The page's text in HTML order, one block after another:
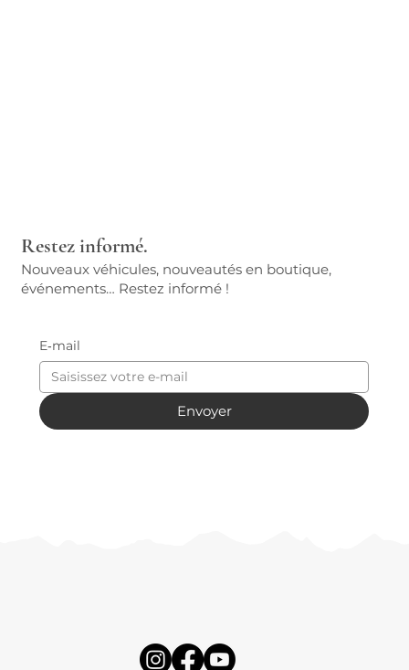
Restez informé.
Nouveaux véhicules, nouveautés en boutique,
événements… Restez informé !
E‑mail
Envoyer